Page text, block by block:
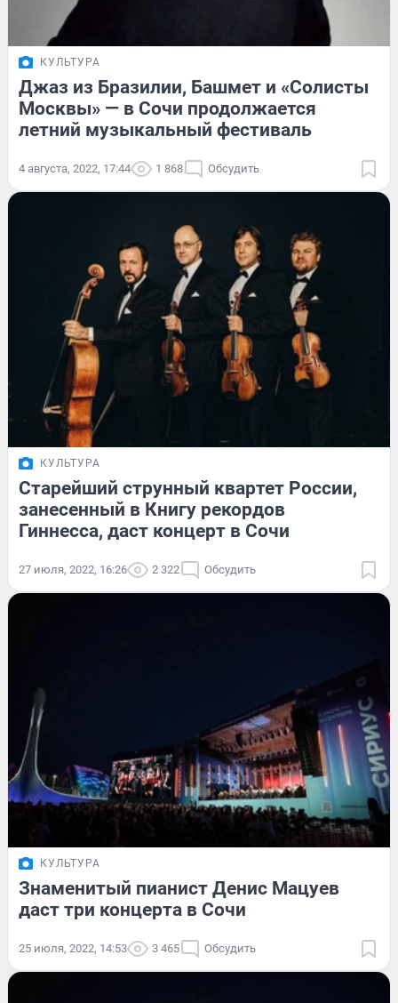
КУЛЬТУРА
Джаз из Бразилии, Башмет и «Солисты
Москвы» — в Сочи продолжается
летний музыкальный фестиваль
4 августа, 2022, 17:44 1 868 Обсудить
КУЛЬТУРА
Старейший струнный квартет России,
занесенный в Книгу рекордов
Гиннесса, даст концерт в Сочи
27 июля, 2022, 16:26 2 322 Обсудить
КУЛЬТУРА
Знаменитый пианист Денис Мацуев
даст три концерта в Сочи
25 июля, 2022, 14:53 3 465 Обсудить